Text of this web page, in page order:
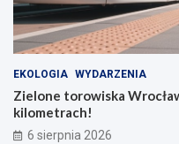
b
o
h
t
e
r
ó
EKOLOGIA WYDARZENIA
Zielone torowiska
kilometrach!
6 sierpnia 2026